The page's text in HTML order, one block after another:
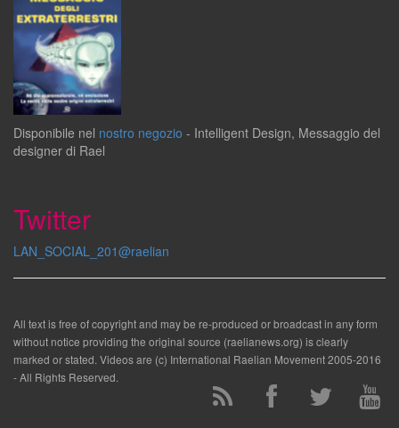
Disponibile nel nostro negozio - Intelligent Design, Messaggio del
designer di Rael
Twitter
LAN_SOCIAL_201@raelian
All text is free of copyright and may be re-produced or broadcast in any form
without notice providing the original source (raelianews.org) is clearly
marked or stated. Videos are (c) International Raelian Movement 2005-2016
- All Rights Reserved.